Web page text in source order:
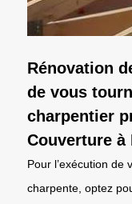
Rénovation
de vous
charpentier
Couverture à
Pour l’exécution de
charpente, optez